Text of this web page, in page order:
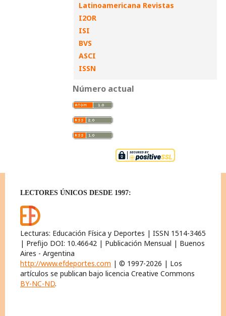
Latinoamericana Revistas
I2OR
ISI
BVS
ASCI
ISSN
Número actual
LECTORES ÚNICOS DESDE 1997:
Lecturas: Educación Física y Deportes | ISSN 1514-3465
| Prefijo DOI: 10.46642 | Publicación Mensual | Buenos
Aires - Argentina
http://www.efdeportes.com | © 1997-2026 | Los
artículos se publican bajo licencia Creative Commons
BY-NC-ND.